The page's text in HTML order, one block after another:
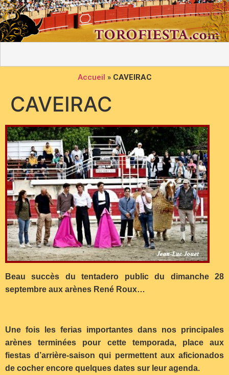
Accueil » CAVEIRAC
CAVEIRAC
Beau succès du tentadero public du dimanche 28
septembre aux arènes René Roux…
Une fois les ferias importantes dans nos principales
arènes terminées pour cette temporada, place aux
fiestas d’arrière-saison qui permettent aux aficionados
de cocher encore quelques dates sur leur agenda.